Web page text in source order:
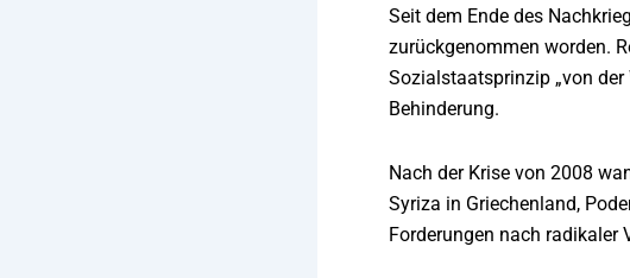
Seit dem Ende des
zurückgenommen worden.
Sozialstaatsprinzip „von
Behinderung.
Nach der Krise von 2008
Syriza in Griechenland,
Forderungen nach radikaler